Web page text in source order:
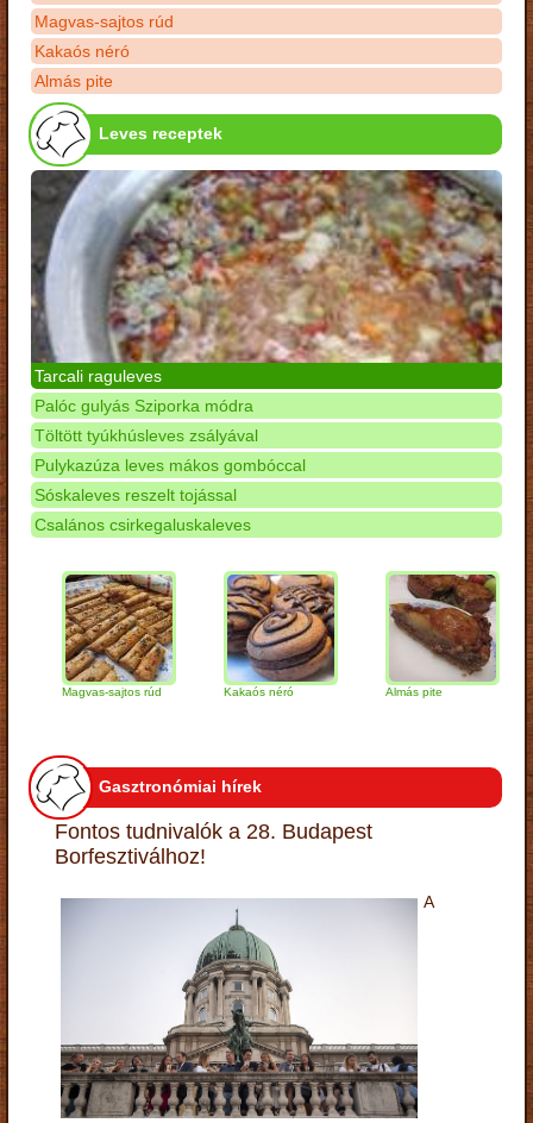
Magvas-sajtos rúd
Kakaós néró
Almás pite
Leves receptek
Tarcali raguleves
Palóc gulyás Sziporka módra
Töltött tyúkhúsleves zsályával
Pulykazúza leves mákos gombóccal
Sóskaleves reszelt tojással
Csalános csirkegaluskaleves
Magvas-sajtos rúd Kakaós néró Almás pite
Gasztronómiai hírek
Fontos tudnivalók a 28. Budapest
Borfesztiválhoz!
A